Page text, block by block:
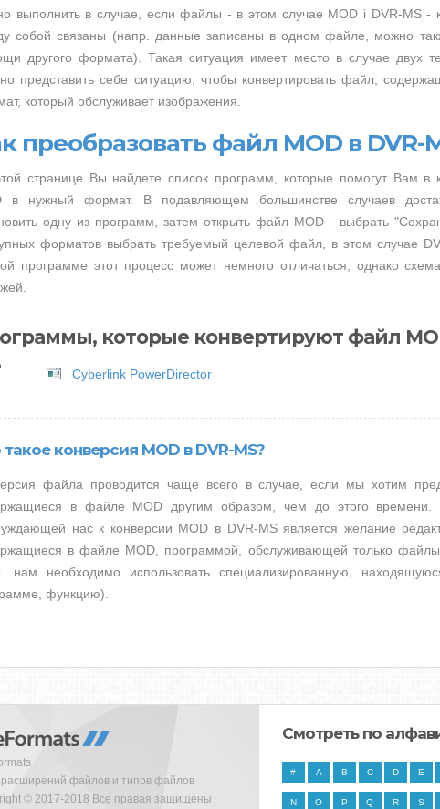
выполнить в случае, если файлы - в этом случае MOD i DVR-MS -
собой связаны (напр. данные записаны в одном файле, можно
другого формата). Такая ситуация имеет место в случае двух
представить себе ситуацию, чтобы конвертировать файл,
который обслуживает изображения.
преобразовать файл MOD в DVR-
странице Вы найдете список программ, которые помогут Вам в
в нужный формат. В подавляющем большинстве случаев
одну из программ, затем открыть файл MOD - выбрать
форматов выбрать требуемый целевой файл, в этом случае
программе этот процесс может немного отличаться, однако схема
которые конвертируют файл
Cyberlink PowerDirector
такое конверсия MOD в DVR-MS?
файла проводится чаще всего в случае, если мы хотим
в файле MOD другим образом, чем до этого времени.
нас к конверсии MOD в DVR-MS является желание
в файле MOD, программой, обслуживающей только файлы
нам необходимо использовать специализированную,
функцию).
расширений файлов и типов файлов
© 2017-2018 Все правая защищены
Смотреть по
# A B C D E
N O P Q R S